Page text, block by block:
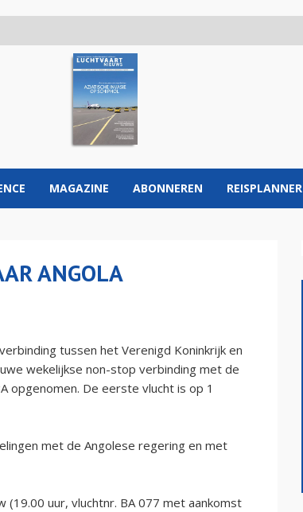
MAGAZINE ABONNEREN REISPLANNER
ANGOLA
tussen het Verenigd Koninkrijk en
wekelijkse non-stop verbinding met de
opgenomen. De eerste vlucht is op 1
met de Angolese regering en met
uur, vluchtnr. BA 077 met aankomst